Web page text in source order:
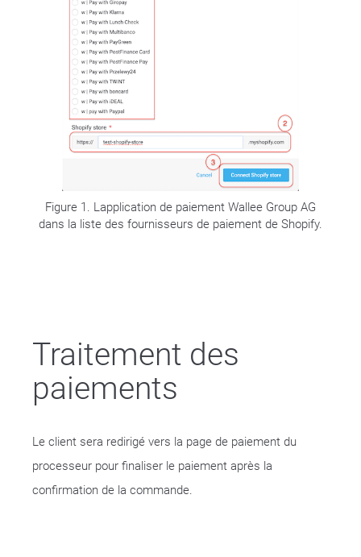
Figure 1. Lapplication de paiement Wallee Group AG
dans la liste des fournisseurs de paiement de Shopify.
Traitement des
paiements
Le client sera redirigé vers la page de paiement du
processeur pour finaliser le paiement après la
confirmation de la commande.